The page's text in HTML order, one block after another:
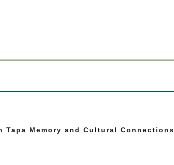
Memory and Cultural Connections